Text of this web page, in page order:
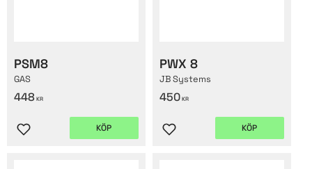
PSM8
GAS
448 KR
Lägg till i favoriter
KÖP
PWX 8
JB Systems
450 KR
Lägg till i favoriter
KÖP